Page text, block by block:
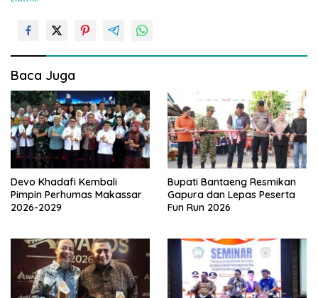
a
s
i
p
o
s
Baca Juga
Devo Khadafi Kembali
Pimpin Perhumas Makassar
2026-2029
Bupati Bantaeng Resmikan
Gapura dan Lepas Peserta
Fun Run 2026